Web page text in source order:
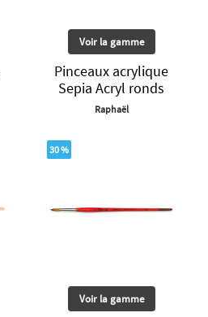
Voir la gamme
Pinceaux acrylique
Sepia Acryl ronds
Raphaël
30 %
Voir la gamme